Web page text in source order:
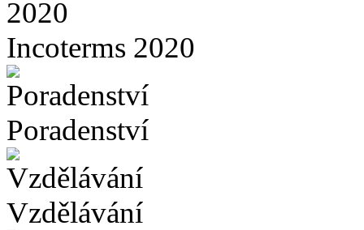
Incoterms 2020
Poradenství
Vzdělávání